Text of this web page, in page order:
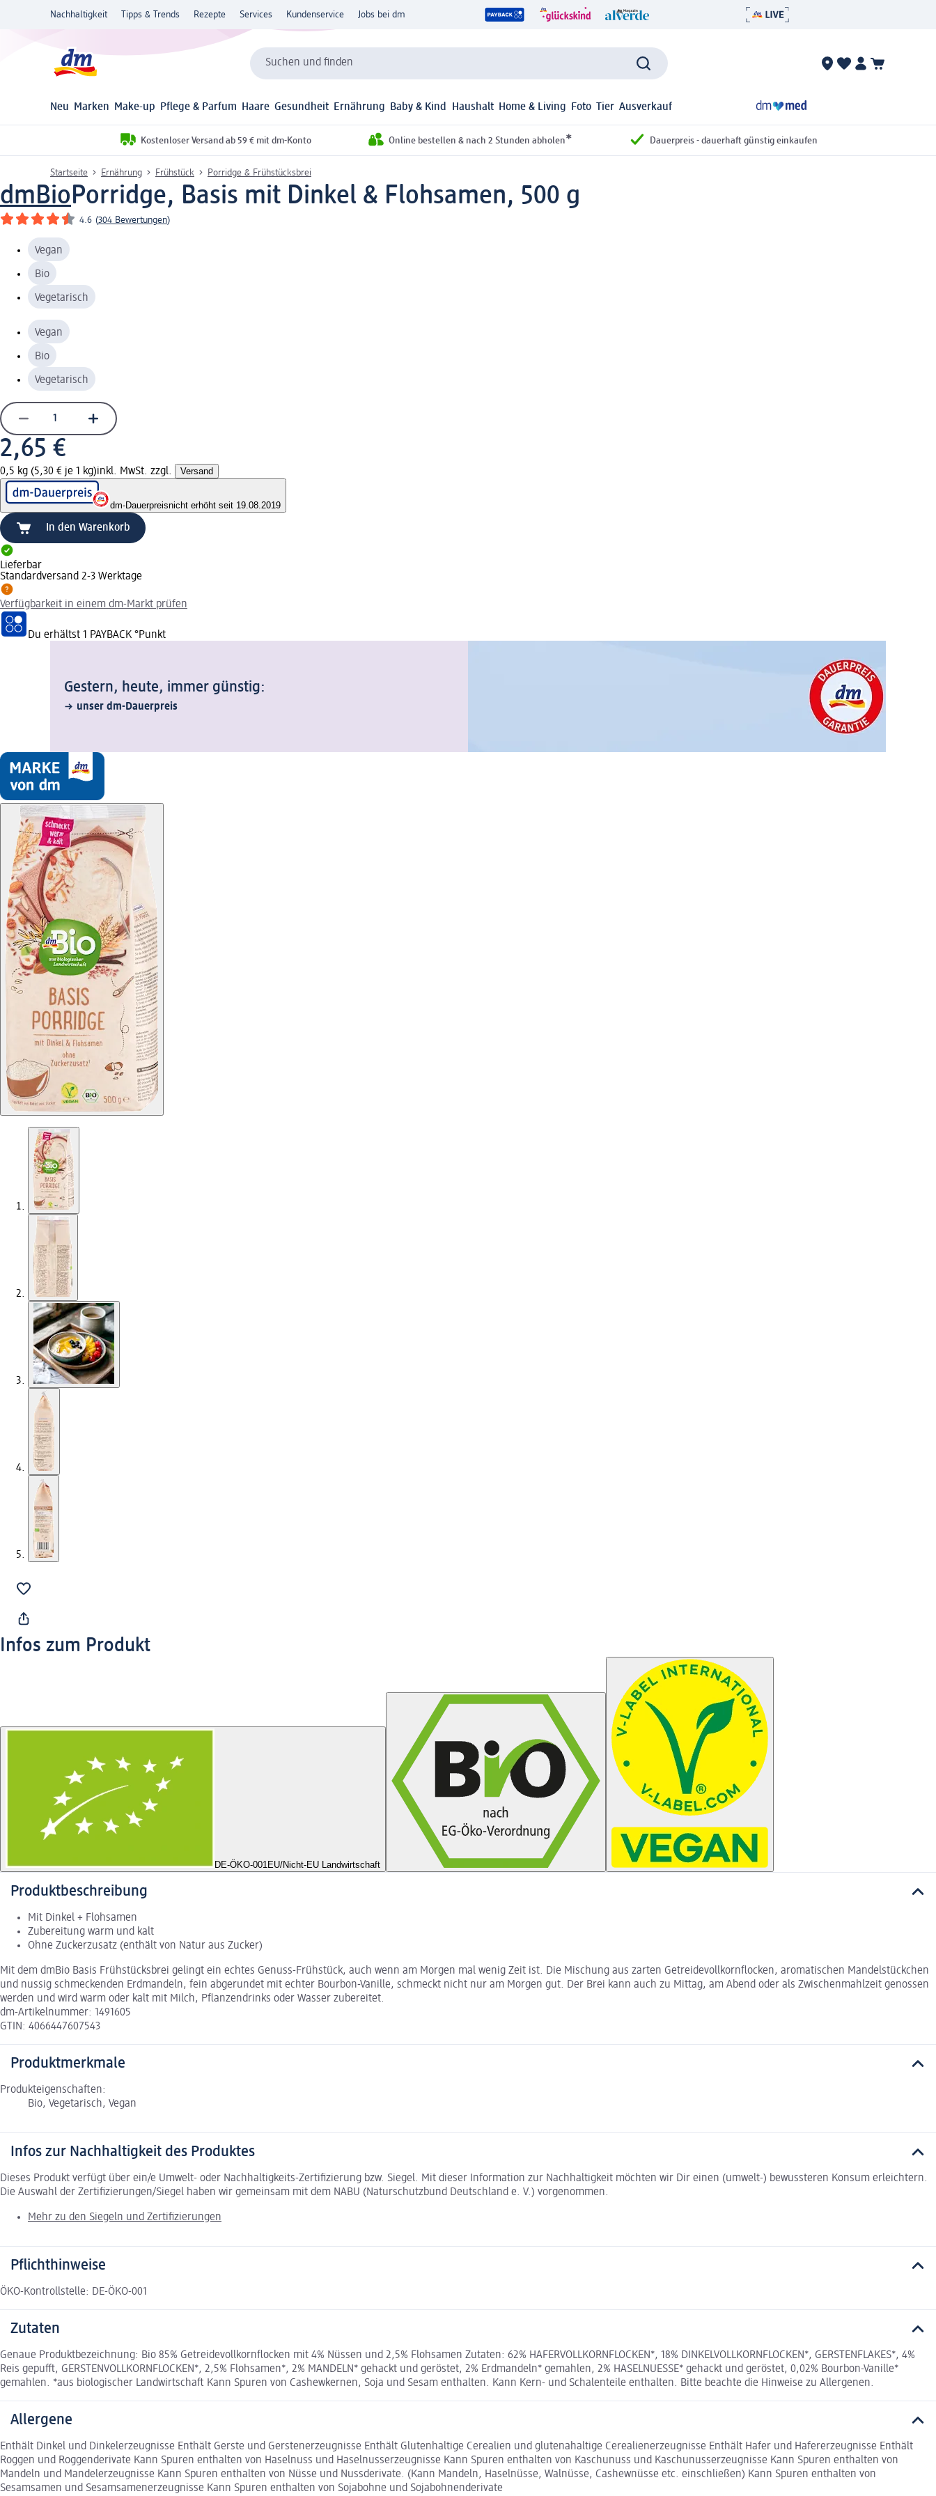
Nachhaltigkeit Tipps & Trends Rezepte Services Kundenservice Jobs bei dm
Suchen und finden
Neu Marken Make-up Pflege & Parfum Haare Gesundheit Ernährung Baby & Kind Haushalt Home & Living Foto Tier Ausverkauf
Kostenloser Versand ab 59 € mit dm-Konto Online bestellen & nach 2 Stunden abholen* Dauerpreis - dauerhaft günstig einkaufen
Startseite Ernährung Frühstück Porridge & Frühstücksbrei
dmBioPorridge, Basis mit Dinkel & Flohsamen, 500 g
4.6 (304 Bewertungen)
Vegan
Bio
Vegetarisch
Vegan
Bio
Vegetarisch
2,65 €
0,5 kg (5,30 € je 1 kg)inkl. MwSt. zzgl. Versand
dm-Dauerpreisnicht erhöht seit 19.08.2019
In den Warenkorb
Lieferbar
Standardversand 2-3 Werktage
Verfügbarkeit in einem dm-Markt prüfen
Du erhältst 1 PAYBACK °Punkt
Gestern, heute, immer günstig:
unser dm-Dauerpreis
Infos zum Produkt
DE-ÖKO-001 EU/Nicht-EU Landwirtschaft
Produktbeschreibung
Mit Dinkel + Flohsamen
Zubereitung warm und kalt
Ohne Zuckerzusatz (enthält von Natur aus Zucker)
Mit dem dmBio Basis Frühstücksbrei gelingt ein echtes Genuss-Frühstück, auch wenn am Morgen mal wenig Zeit ist. Die Mischung aus zarten Getreidevollkornflocken, aromatischen Mandelstückchen
und nussig schmeckenden Erdmandeln, fein abgerundet mit echter Bourbon-Vanille, schmeckt nicht nur am Morgen gut. Der Brei kann auch zu Mittag, am Abend oder als Zwischenmahlzeit genossen
werden und wird warm oder kalt mit Milch, Pflanzendrinks oder Wasser zubereitet.
dm-Artikelnummer: 1491605
GTIN: 4066447607543
Produktmerkmale
Produkteigenschaften:
Bio, Vegetarisch, Vegan
Infos zur Nachhaltigkeit des Produktes
Dieses Produkt verfügt über ein/e Umwelt- oder Nachhaltigkeits-Zertifizierung bzw. Siegel. Mit dieser Information zur Nachhaltigkeit möchten wir Dir einen (umwelt-) bewussteren Konsum erleichtern.
Die Auswahl der Zertifizierungen/Siegel haben wir gemeinsam mit dem NABU (Naturschutzbund Deutschland e. V.) vorgenommen.
Mehr zu den Siegeln und Zertifizierungen
Pflichthinweise
ÖKO-Kontrollstelle: DE-ÖKO-001
Zutaten
Genaue Produktbezeichnung: Bio 85% Getreidevollkornflocken mit 4% Nüssen und 2,5% Flohsamen Zutaten: 62% HAFERVOLLKORNFLOCKEN*, 18% DINKELVOLLKORNFLOCKEN*, GERSTENFLAKES*, 4%
Reis gepufft, GERSTENVOLLKORNFLOCKEN*, 2,5% Flohsamen*, 2% MANDELN* gehackt und geröstet, 2% Erdmandeln* gemahlen, 2% HASELNUESSE* gehackt und geröstet, 0,02% Bourbon-Vanille*
gemahlen. *aus biologischer Landwirtschaft Kann Spuren von Cashewkernen, Soja und Sesam enthalten. Kann Kern- und Schalenteile enthalten. Bitte beachte die Hinweise zu Allergenen.
Allergene
Enthält Dinkel und Dinkelerzeugnisse Enthält Gerste und Gerstenerzeugnisse Enthält Glutenhaltige Cerealien und glutenahaltige Cerealienerzeugnisse Enthält Hafer und Hafererzeugnisse Enthält
Roggen und Roggenderivate Kann Spuren enthalten von Haselnuss und Haselnusserzeugnisse Kann Spuren enthalten von Kaschunuss und Kaschunusserzeugnisse Kann Spuren enthalten von
Mandeln und Mandelerzeugnisse Kann Spuren enthalten von Nüsse und Nussderivate. (Kann Mandeln, Haselnüsse, Walnüsse, Cashewnüsse etc. einschließen) Kann Spuren enthalten von
Sesamsamen und Sesamsamenerzeugnisse Kann Spuren enthalten von Sojabohne und Sojabohnenderivate